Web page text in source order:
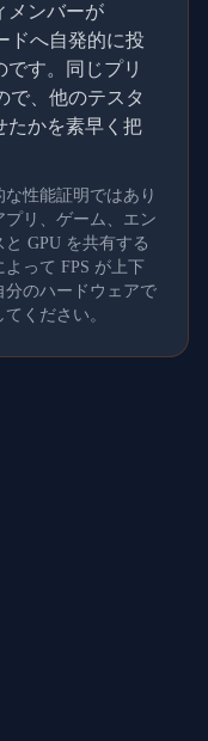
メンバーが
ドへ自発的に投
す。同じプリ
で、他のテスタ
たかを素早く把
性能証明ではあり
プリ、ゲーム、エン
GPU を共有する
って FPS が上下
分のハードウェアで
ください。